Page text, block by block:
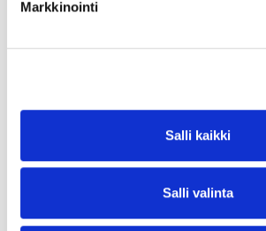
Markkinointi
Salli kaikki
Salli valinta